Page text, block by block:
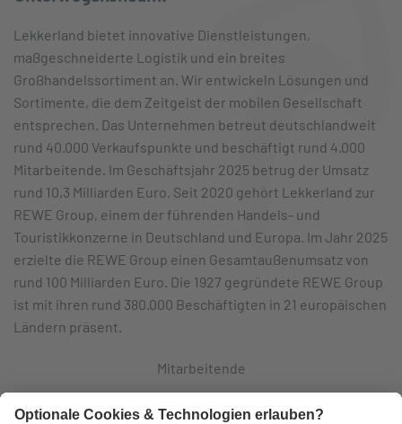
Lekkerland bietet innovative Dienstleistungen,
maßgeschneiderte Logistik und ein breites
Großhandelssortiment an. Wir entwickeln Lösungen und
Sortimente, die dem Zeitgeist der mobilen Gesellschaft
entsprechen. Das Unternehmen betreut deutschlandweit
rund 40.000 Verkaufspunkte und beschäftigt rund 4.000
Mitarbeitende. Im Geschäftsjahr 2025 betrug der Umsatz
rund 10,3 Milliarden Euro. Seit 2020 gehört Lekkerland zur
REWE Group, einem der führenden Handels- und
Touristikkonzerne in Deutschland und Europa. Im Jahr 2025
erzielte die REWE Group einen Gesamtaußenumsatz von
rund 100 Milliarden Euro. Die 1927 gegründete REWE Group
ist mit ihren rund 380.000 Beschäftigten in 21 europäischen
Ländern präsent.
Mitarbeitende